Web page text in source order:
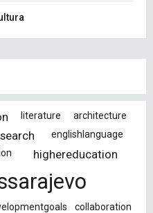
literature
architecture
englishlanguage
highereducation
collaboration